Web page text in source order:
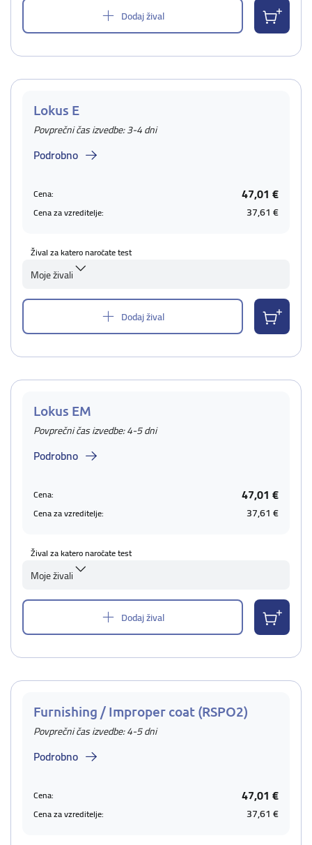
Dodaj žival
Lokus E
Povprečni čas izvedbe: 3-4 dni
Podrobno
Cena: 47,01 €
Cena za vzreditelje: 37,61 €
Žival za katero naročate test
Moje živali
Dodaj žival
Lokus EM
Povprečni čas izvedbe: 4-5 dni
Podrobno
Cena: 47,01 €
Cena za vzreditelje: 37,61 €
Žival za katero naročate test
Moje živali
Dodaj žival
Furnishing / Improper coat (RSPO2)
Povprečni čas izvedbe: 4-5 dni
Podrobno
Cena: 47,01 €
Cena za vzreditelje: 37,61 €